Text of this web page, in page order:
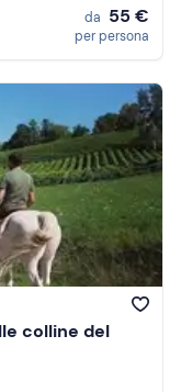
da 55 €
per persona
colline del